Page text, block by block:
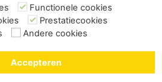
Functionele cookies
Prestatiecookies
Andere cookies
Accepteren